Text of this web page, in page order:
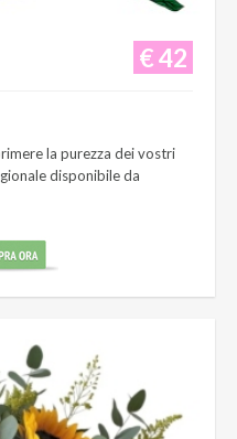
€ 42
la purezza dei vostri
disponibile da